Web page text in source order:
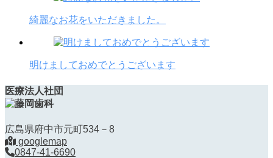
綺麗なお花をいただきました。
明けましておめでとうございます
医療法人社団
広島県府中市元町534－8
googlemap
0847-41-6690